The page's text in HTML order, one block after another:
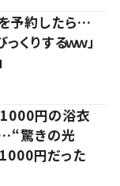
予約したら…
りするｗｗ」
1000円の浴衣
…“驚きの光
1000円だった